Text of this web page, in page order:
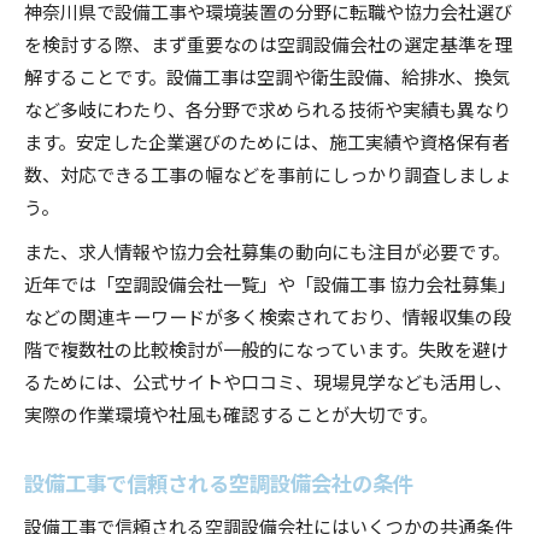
神奈川県で設備工事や環境装置の分野に転職や協力会社選び
を検討する際、まず重要なのは空調設備会社の選定基準を理
解することです。設備工事は空調や衛生設備、給排水、換気
など多岐にわたり、各分野で求められる技術や実績も異なり
ます。安定した企業選びのためには、施工実績や資格保有者
数、対応できる工事の幅などを事前にしっかり調査しましょ
う。
また、求人情報や協力会社募集の動向にも注目が必要です。
近年では「空調設備会社一覧」や「設備工事 協力会社募集」
などの関連キーワードが多く検索されており、情報収集の段
階で複数社の比較検討が一般的になっています。失敗を避け
るためには、公式サイトや口コミ、現場見学なども活用し、
実際の作業環境や社風も確認することが大切です。
設備工事で信頼される空調設備会社の条件
設備工事で信頼される空調設備会社にはいくつかの共通条件